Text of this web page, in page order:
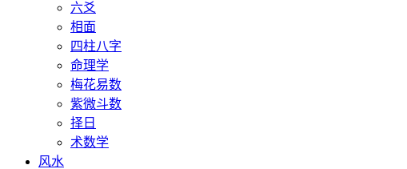
六爻
相面
四柱八字
命理学
梅花易数
紫微斗数
择日
术数学
风水